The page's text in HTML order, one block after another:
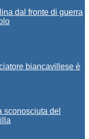
dal fronte di guerra
biancavillese è
sconosciuta del